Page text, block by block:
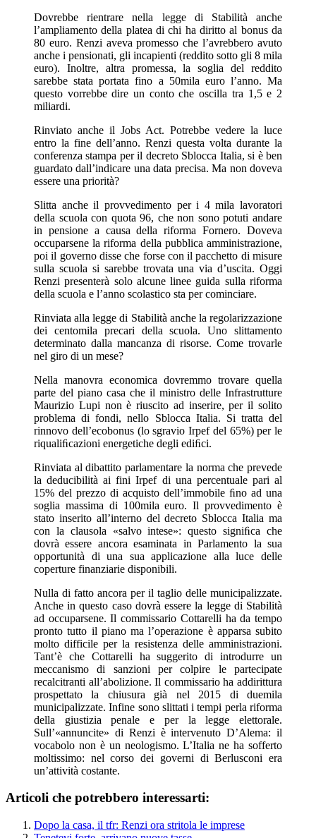
Dovrebbe rientrare nella legge di Stabilità anche
l’ampliamento della platea di chi ha diritto al bonus da
80 euro. Renzi aveva promesso che l’avrebbero avuto
anche i pensionati, gli incapienti (reddito sotto gli 8 mila
euro). Inoltre, altra promessa, la soglia del reddito
sarebbe stata portata fino a 50mila euro l’anno. Ma
questo vorrebbe dire un conto che oscilla tra 1,5 e 2
miliardi.
Rinviato anche il Jobs Act. Potrebbe vedere la luce
entro la fine dell’anno. Renzi questa volta durante la
conferenza stampa per il decreto Sblocca Italia, si è ben
guardato dall’indicare una data precisa. Ma non doveva
essere una priorità?
Slitta anche il provvedimento per i 4 mila lavoratori
della scuola con quota 96, che non sono potuti andare
in pensione a causa della riforma Fornero. Doveva
occuparsene la riforma della pubblica amministrazione,
poi il governo disse che forse con il pacchetto di misure
sulla scuola si sarebbe trovata una via d’uscita. Oggi
Renzi presenterà solo alcune linee guida sulla riforma
della scuola e l’anno scolastico sta per cominciare.
Rinviata alla legge di Stabilità anche la regolarizzazione
dei centomila precari della scuola. Uno slittamento
determinato dalla mancanza di risorse. Come trovarle
nel giro di un mese?
Nella manovra economica dovremmo trovare quella
parte del piano casa che il ministro delle Infrastrutture
Maurizio Lupi non è riuscito ad inserire, per il solito
problema di fondi, nello Sblocca Italia. Si tratta del
rinnovo dell’ecobonus (lo sgravio Irpef del 65%) per le
riqualiﬁcazioni energetiche degli ediﬁci.
Rinviata al dibattito parlamentare la norma che prevede
la deducibilità ai fini Irpef di una percentuale pari al
15% del prezzo di acquisto dell’immobile ﬁno ad una
soglia massima di 100mila euro. Il provvedimento è
stato inserito all’interno del decreto Sblocca Italia ma
con la clausola «salvo intese»: questo signiﬁca che
dovrà essere ancora esaminata in Parlamento la sua
opportunità di una sua applicazione alla luce delle
coperture finanziarie disponibili.
Nulla di fatto ancora per il taglio delle municipalizzate.
Anche in questo caso dovrà essere la legge di Stabilità
ad occuparsene. Il commissario Cottarelli ha da tempo
pronto tutto il piano ma l’operazione è apparsa subito
molto difficile per la resistenza delle amministrazioni.
Tant’è che Cottarelli ha suggerito di introdurre un
meccanismo di sanzioni per colpire le partecipate
recalcitranti all’abolizione. Il commissario ha addirittura
prospettato la chiusura già nel 2015 di duemila
municipalizzate. Infine sono slittati i tempi perla riforma
della giustizia penale e per la legge elettorale.
Sull’«annuncite» di Renzi è intervenuto D’Alema: il
vocabolo non è un neologismo. L’Italia ne ha sofferto
moltissimo: nel corso dei governi di Berlusconi era
un’attività costante.
Articoli che potrebbero interessarti:
Dopo la casa, il tfr: Renzi ora stritola le imprese